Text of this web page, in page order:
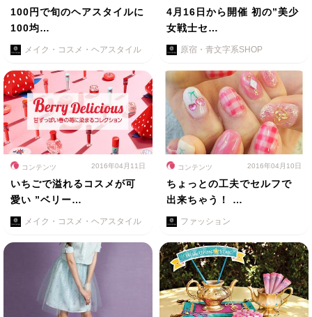
100円で旬のヘアスタイルに
100均…
メイク・コスメ・ヘアスタイル
4月16日から開催 初の”美少
女戦士セ…
原宿・青文字系SHOP
コンテンツ 2016年04月11日
いちごで溢れるコスメが可
愛い ”ベリー…
メイク・コスメ・ヘアスタイル
コンテンツ 2016年04月10日
ちょっとの工夫でセルフで
出来ちゃう！ …
ファッション